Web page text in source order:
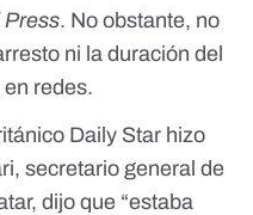
Press. No obstante, no
ni la duración del
redes.
Daily Star hizo
secretario general de
, dijo que “estaba